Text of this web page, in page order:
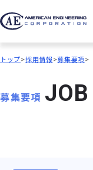
トップ 採用情報 募集要項
募集要項 JOB